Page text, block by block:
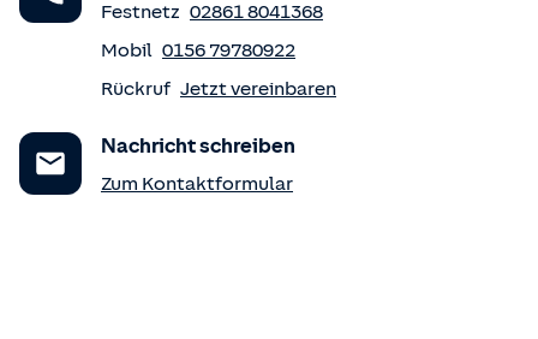
Festnetz 02861 8041368
Mobil 0156 79780922
Rückruf Jetzt vereinbaren
Nachricht schreiben
Zum Kontaktformular